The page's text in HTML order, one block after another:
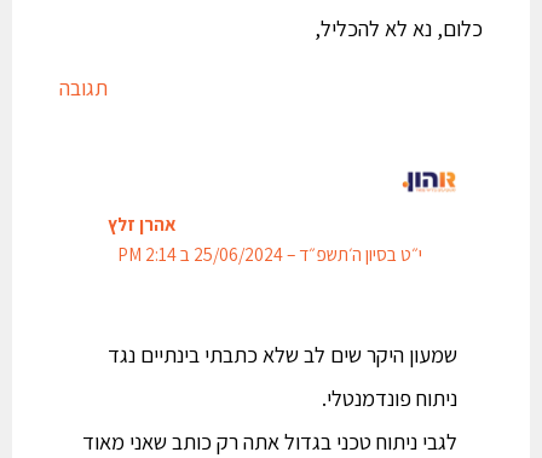
כלום, נא לא להכליל,
תגובה
אהרן זלץ
י״ט בסיון ה׳תשפ״ד – 25/06/2024 ב 2:14 PM
שמעון היקר שים לב שלא כתבתי בינתיים נגד
ניתוח פונדמנטלי.
לגבי ניתוח טכני בגדול אתה רק כותב שאני מאוד